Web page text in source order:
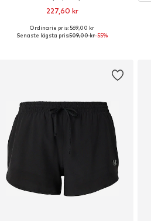
227,60 kr
Tillgängliga storlekar: XS, S, M, L, XL
Ordinarie pris: 569,00 kr
Senaste lägsta pris:509,00 kr-55%